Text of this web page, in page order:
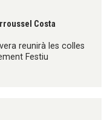
Costa
reunirà les colles
Festiu